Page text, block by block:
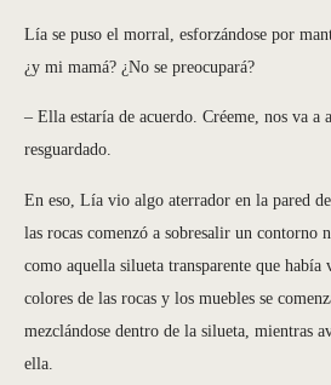
Lía se puso el morral, esforzándose por
¿y mi mamá? ¿No se preocupará?
– Ella estaría de acuerdo. Créeme, nos va a
resguardado.
En eso, Lía vio algo aterrador en la pared
las rocas comenzó a sobresalir un contorno
como aquella silueta transparente que había
colores de las rocas y los muebles se
mezclándose dentro de la silueta, mientras
ella.